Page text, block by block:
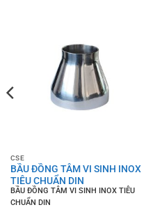
CSE
BẦU ĐỒNG TÂM VI SINH INOX
TIÊU CHUẨN DIN
BẦU ĐỒNG TÂM VI SINH INOX TIÊU
CHUẨN DIN